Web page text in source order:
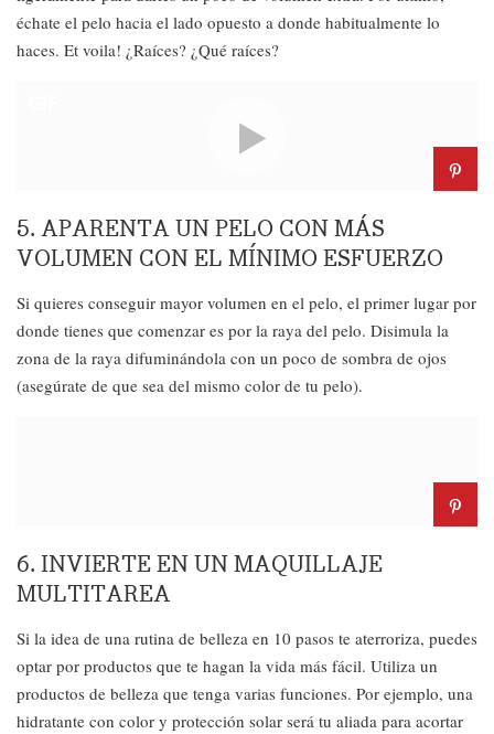
échate el pelo hacia el lado opuesto a donde habitualmente lo
haces. Et voila! ¿Raíces? ¿Qué raíces?
5. APARENTA UN PELO CON MÁS
VOLUMEN CON EL MÍNIMO ESFUERZO
Si quieres conseguir mayor volumen en el pelo, el primer lugar por
donde tienes que comenzar es por la raya del pelo. Disimula la
zona de la raya difuminándola con un poco de sombra de ojos
(asegúrate de que sea del mismo color de tu pelo).
6. INVIERTE EN UN MAQUILLAJE
MULTITAREA
Si la idea de una rutina de belleza en 10 pasos te aterroriza, puedes
optar por productos que te hagan la vida más fácil. Utiliza un
productos de belleza que tenga varias funciones. Por ejemplo, una
hidratante con color y protección solar será tu aliada para acortar